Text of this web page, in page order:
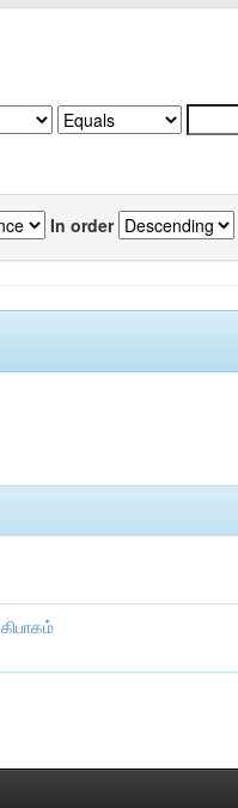
In order